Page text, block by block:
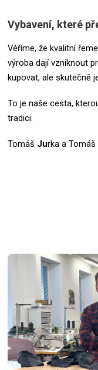
Vybavení, které
Věříme, že kvalitní
výroba dají vzniknout
kupovat, ale skutečně
To je naše cesta,
tradici.
Tomáš Jurka a Tomáš